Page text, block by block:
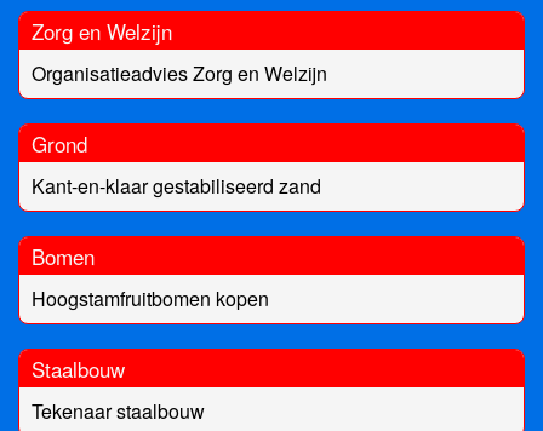
Zorg en Welzijn
Organisatieadvies Zorg en Welzijn
Grond
Kant-en-klaar gestabiliseerd zand
Bomen
Hoogstamfruitbomen kopen
Staalbouw
Tekenaar staalbouw